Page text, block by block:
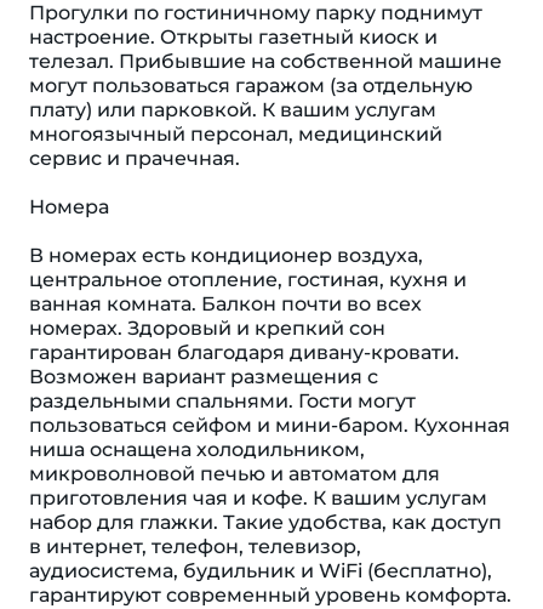
Прогулки по гостиничному парку поднимут
настроение. Открыты газетный киоск и
телезал. Прибывшие на собственной машине
могут пользоваться гаражом (за отдельную
плату) или парковкой. К вашим услугам
многоязычный персонал, медицинский
сервис и прачечная.
Номера
В номерах есть кондиционер воздуха,
центральное отопление, гостиная, кухня и
ванная комната. Балкон почти во всех
номерах. Здоровый и крепкий сон
гарантирован благодаря дивану-кровати.
Возможен вариант размещения с
раздельными спальнями. Гости могут
пользоваться сейфом и мини-баром. Кухонная
ниша оснащена холодильником,
микроволновой печью и автоматом для
приготовления чая и кофе. К вашим услугам
набор для глажки. Такие удобства, как доступ
в интернет, телефон, телевизор,
аудиосистема, будильник и WiFi (бесплатно),
гарантируют современный уровень комфорта.